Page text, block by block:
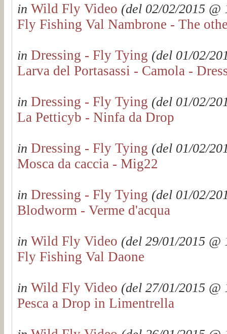
in Wild Fly Video (del 02/02/2015
Fly Fishing Val Nambrone - The
in Dressing - Fly Tying (del 01/02/
Larva del Portasassi - Camola -
in Dressing - Fly Tying (del 01/02/
La Petticyb - Ninfa da Drop
in Dressing - Fly Tying (del 01/02/
Mosca da caccia - Mig22
in Dressing - Fly Tying (del 01/02/
Blodworm - Verme d'acqua
in Wild Fly Video (del 29/01/2015 @
Fly Fishing Val Daone
in Wild Fly Video (del 27/01/2015
Pesca a Drop in Limentrella